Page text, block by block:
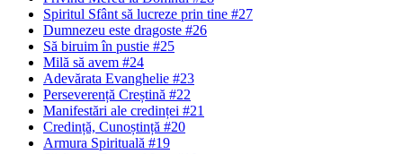
Spiritul Sfânt să lucreze prin tine #27
Dumnezeu este dragoste #26
Să biruim în pustie #25
Milă să avem #24
Adevărata Evanghelie #23
Perseverență Creștină #22
Manifestări ale credinței #21
Credință, Cunoștință #20
Armura Spirituală #19